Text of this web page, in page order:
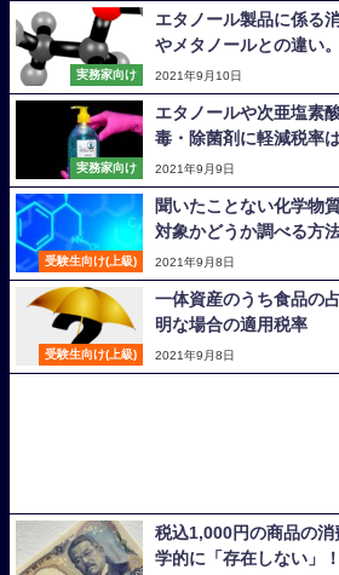
実務家向け
エタノール製品に係る
やメタノールとの違い。
2021年9月10日
実務家向け
エタノールや次亜塩素
毒・除菌剤に軽減税率
2021年9月9日
受験生向け(上級)
聞いたことない化学物
対象かどうか調べる方
2021年9月8日
受験生向け(上級)
一体資産のうち食品の
明な場合の適用税率
2021年9月8日
税込1,000円の商品の
学的に「存在しない」